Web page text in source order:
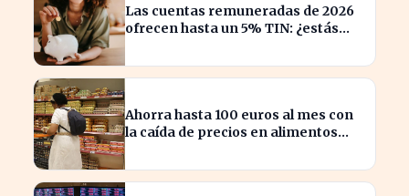
Las cuentas remuneradas de 2026
ofrecen hasta un 5% TIN: ¿estás
Ahorra hasta 100 euros al mes con
la caída de precios en alimentos